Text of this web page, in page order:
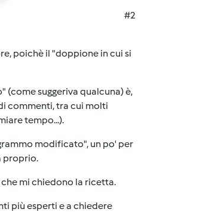
#2
poichè il "doppione in cui si
suggeriva qualcuna) è,
commenti, tra cui molti
tempo...).
modificato", un po' per
proprio.
che mi chiedono la ricetta.
più esperti e a chiedere